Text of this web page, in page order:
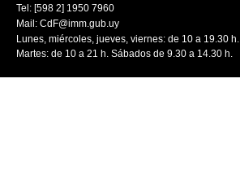
Tel: [598 2] 1950 7960
Mail: CdF@imm.gub.uy
Lunes, miércoles, jueves, viernes: de 10 a 19.30 h.
Martes: de 10 a 21 h. Sábados de 9.30 a 14.30 h.